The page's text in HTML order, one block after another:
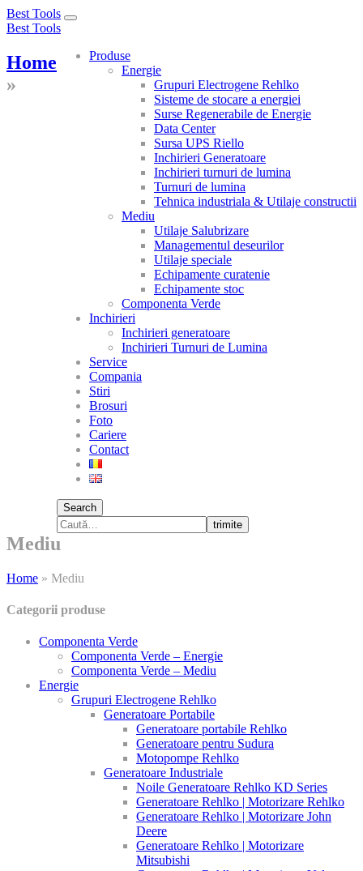
Best Tools
Toggle
Best Tools
Produse
Energie
Grupuri Electrogene Rehlko
Sisteme de stocare a energiei
Surse Regenerabile de Energie
Data Center
Sursa UPS Riello
Inchirieri Generatoare
Inchirieri turnuri de lumina
Turnuri de lumina
Tehnica industriala & Utilaje constructii
Mediu
Utilaje Salubrizare
Managementul deseurilor
Utilaje speciale
Echipamente curatenie
Echipamente stoc
Componenta Verde
Inchirieri
Inchirieri generatoare
Inchirieri Turnuri de Lumina
Service
Compania
Stiri
Brosuri
Foto
Cariere
Contact
Search
trimite
Home
»
Mediu
Home » Mediu
Categorii produse
Componenta Verde
Componenta Verde – Energie
Componenta Verde – Mediu
Energie
Grupuri Electrogene Rehlko
Generatoare Portabile
Generatoare portabile Rehlko
Generatoare pentru Sudura
Motopompe Rehlko
Generatoare Industriale
Noile Generatoare Rehlko KD Series
Generatoare Rehlko | Motorizare Rehlko
Generatoare Rehlko | Motorizare John
Deere
Generatoare Rehlko | Motorizare
Mitsubishi